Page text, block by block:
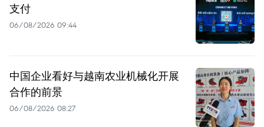
支付
06/08/2026 09:44
中国企业看好与越南农业机械化开展
合作的前景
06/08/2026 08:27